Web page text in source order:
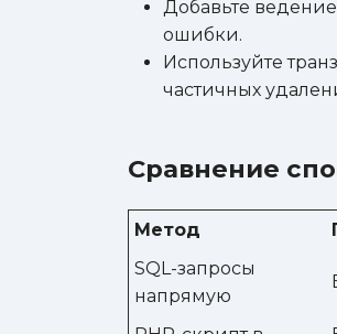
Добавьте
ошибки.
Используйте
частичных
Сравнение
Метод
SQL-запросы
напрямую